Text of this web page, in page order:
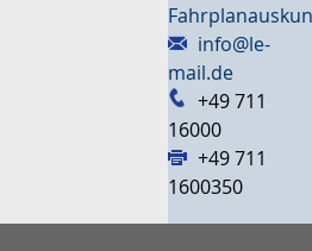
info@le-
mail.de
+49 711
16000
+49 711
1600350